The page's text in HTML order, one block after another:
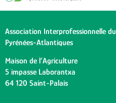
Association Interprofessionnelle
Pyrénées-Atlantiques
Maison de l’Agriculture
5 impasse Laborantxa
64 120 Saint-Palais